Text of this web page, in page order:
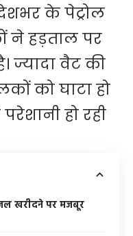
के पेट्रोल
ने हड़ताल पर
ज्यादा वैट की
को घाटा हो
हो रही
खरीदने पर मजबूर